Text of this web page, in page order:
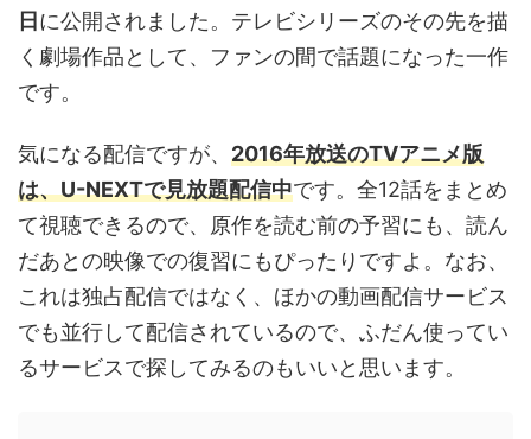
日 に公開されました。テレビシリーズのその先を描
く劇場作品として、ファンの間で話題になった一作
です。
気になる配信ですが、 2016年放送のTVアニメ版
は、U-NEXTで見放題配信中です。全12話をまとめ
て視聴できるので、原作を読む前の予習にも、読ん
だあとの映像での復習にもぴったりですよ。なお、
これは独占配信ではなく、ほかの動画配信サービス
でも並行して配信されているので、ふだん使ってい
るサービスで探してみるのもいいと思います。